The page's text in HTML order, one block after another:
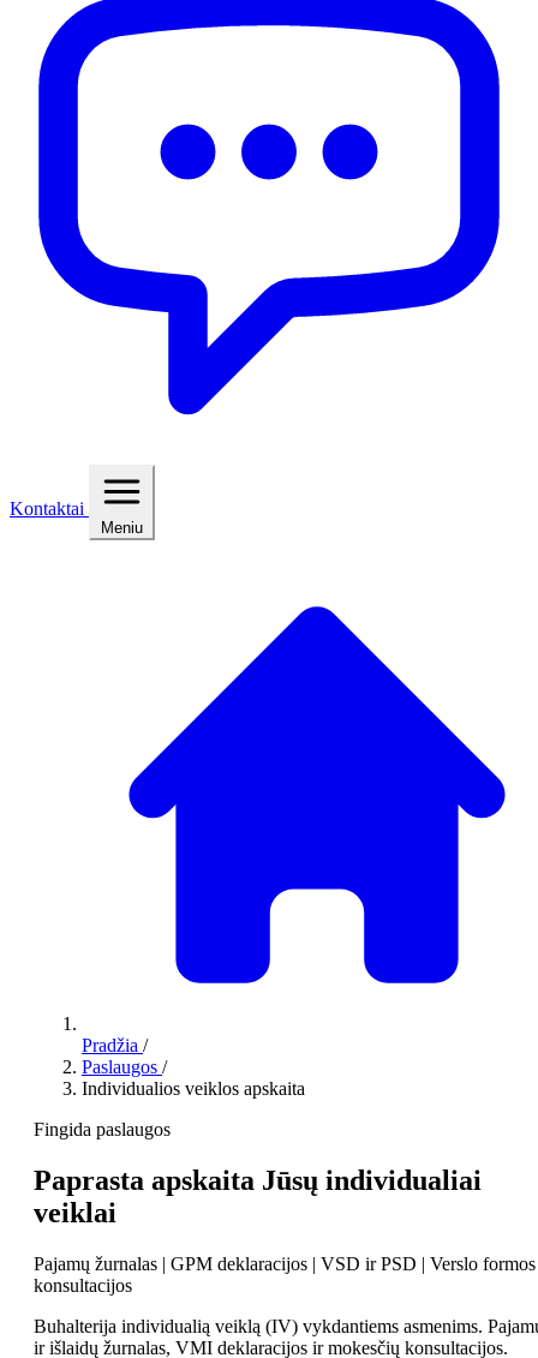
Kontaktai
Meniu
Pradžia /
Paslaugos /
Individualios veiklos apskaita
Fingida paslaugos
Paprasta apskaita Jūsų individualiai
veiklai
Pajamų žurnalas | GPM deklaracijos | VSD ir PSD | Verslo formos
konsultacijos
Buhalterija individualią veiklą (IV) vykdantiems asmenims.
ir išlaidų žurnalas, VMI deklaracijos ir mokesčių konsultacijos.